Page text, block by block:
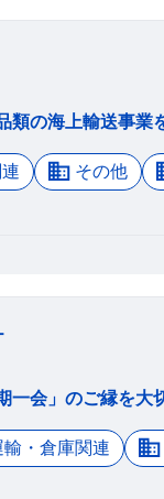
その他
・倉庫関連